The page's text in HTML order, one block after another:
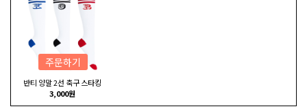
주문하기
반티 양말 2선 축구 스타킹
3,000원